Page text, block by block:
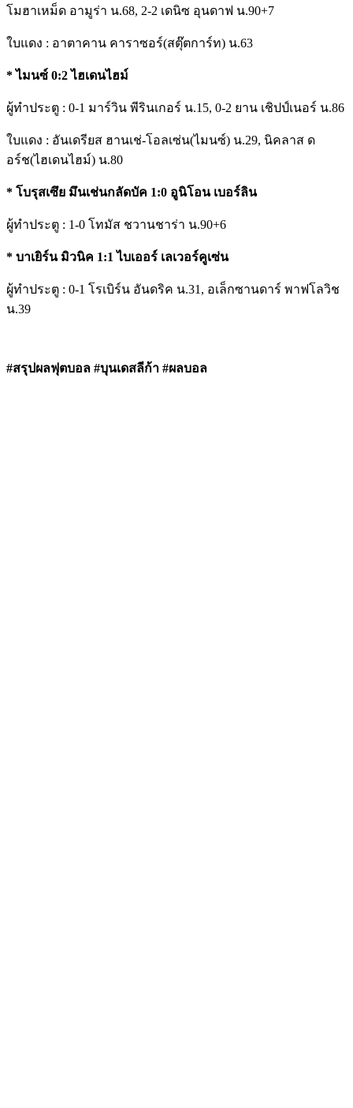
โมฮาเหม็ด อามูร่า น.68, 2-2 เดนิซ อุนดาฟ น.90+7
ใบแดง : อาตาคาน คาราซอร์(สตุ๊ตการ์ท) น.63
* ไมนซ์ 0:2 ไฮเดนไฮม์
ผู้ทำประตู : 0-1 มาร์วิน พีรินเกอร์ น.15, 0-2 ยาน เชิปป์เนอร์ น.86
ใบแดง : อันเดรียส ฮานเช่-โอลเซ่น(ไมนซ์) น.29, นิคลาส ด
อร์ช(ไฮเดนไฮม์) น.80
* โบรุสเซึย มึนเช่นกลัดบัค 1:0 อูนิโอน เบอร์ลิน
ผู้ทำประตู : 1-0 โทมัส ชวานชาร่า น.90+6
* บาเยิร์น มิวนิค 1:1 ไบเออร์ เลเวอร์คูเซ่น
ผู้ทำประตู : 0-1 โรเบิร์น อันดริค น.31, อเล็กซานดาร์ พาฟโลวิช
น.39
#สรุปผลฟุตบอล #บุนเดสลีก้า #ผลบอล